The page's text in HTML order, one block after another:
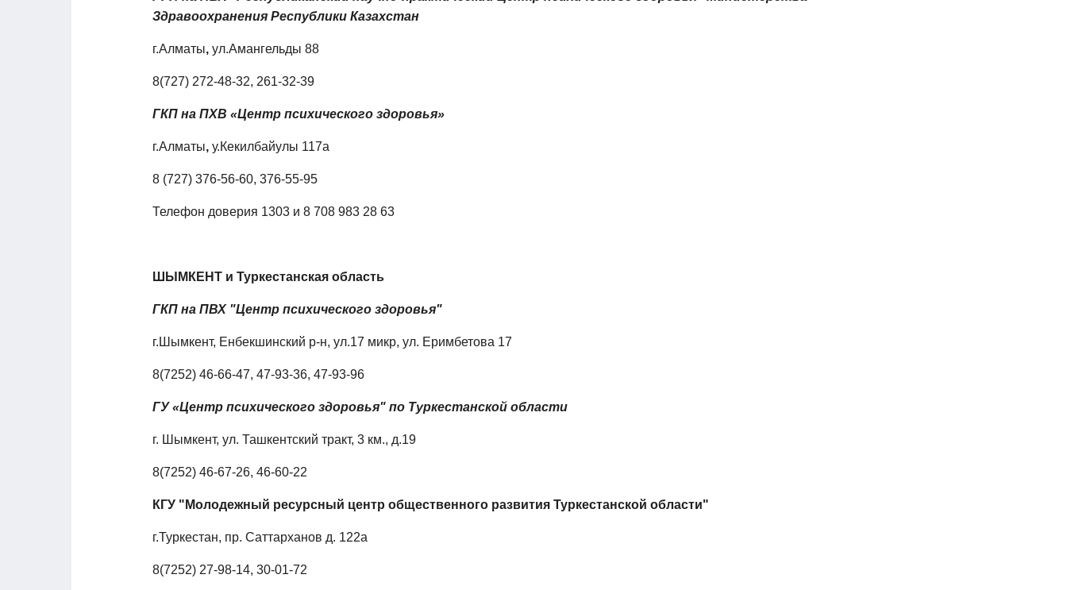
Здравоохранения Республики Казахстан
г.Алматы, ул.Амангельды 88
8(727) 272-48-32, 261-32-39
ГКП на ПХВ «Центр психического здоровья»
г.Алматы, у.Кекилбайулы 117а
8 (727) 376-56-60, 376-55-95
Телефон доверия 1303 и 8 708 983 28 63
ШЫМКЕНТ и Туркестанская область
ГКП на ПВХ "Центр психического здоровья"
г.Шымкент, Енбекшинский р-н, ул.17 микр, ул. Еримбетова 17
8(7252) 46-66-47, 47-93-36, 47-93-96
ГУ «Центр психического здоровья" по Туркестанской области
г. Шымкент, ул. Ташкентский тракт, 3 км., д.19
8(7252) 46-67-26, 46-60-22
КГУ "Молодежный ресурсный центр общественного развития Туркестанской области"
г.Туркестан, пр. Саттарханов д. 122а
8(7252) 27-98-14, 30-01-72